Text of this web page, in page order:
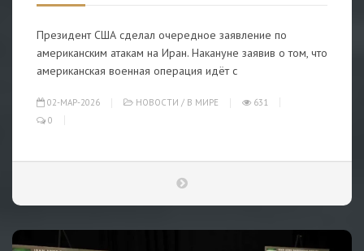
Президент США сделал очередное заявление по
американским атакам на Иран. Накануне заявив о том, что
американская военная операция идёт с
02-МАР-2026 НОВОСТИ / В МИРЕ
631
0